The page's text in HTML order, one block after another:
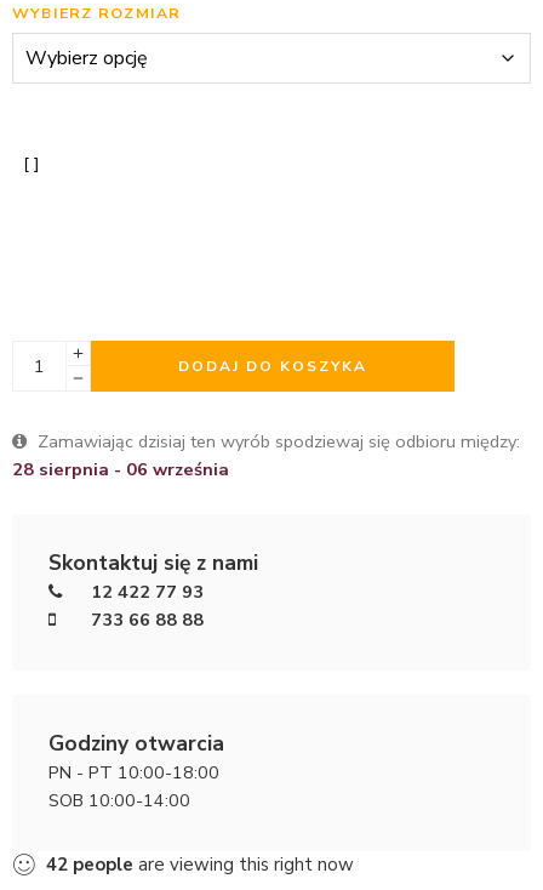
WYBIERZ ROZMIAR
DODAJ DO KOSZYKA
Zamawiając dzisiaj ten wyrób spodziewaj się odbioru między:
28 sierpnia - 06 września
Skontaktuj się z nami
12 422 77 93
733 66 88 88
Godziny otwarcia
PN - PT 10:00-18:00
SOB 10:00-14:00
42 people are viewing this right now